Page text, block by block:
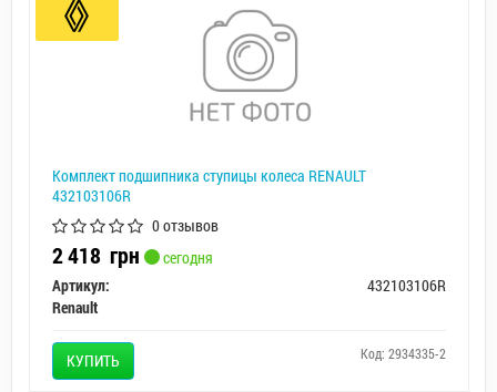
Комплект подшипника ступицы колеса RENAULT
432103106R
0 отзывов
2 418 грн
сегодня
Артикул:
432103106R
Renault
КУПИТЬ Код: 2934335-2